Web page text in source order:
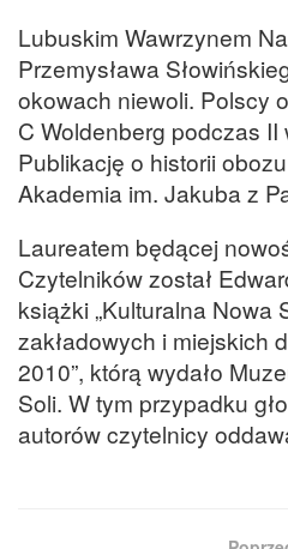
Lubuskim Wawrzynem
Przemysława
okowach niewoli. Polscy
C Woldenberg podczas II
Publikację o historii
Akademia im. Jakuba z
Laureatem będącej
Czytelników został
książki „Kulturalna Nowa
zakładowych i miejskich
2010”, którą wydało
Soli. W tym przypadku
autorów czytelnicy